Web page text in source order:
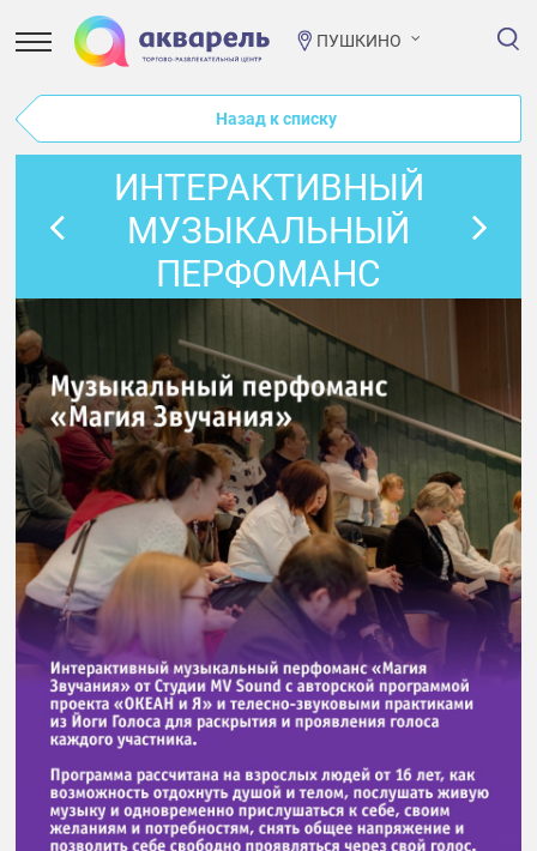
ПУШКИНО
Назад к списку
ИНТЕРАКТИВНЫЙ
МУЗЫКАЛЬНЫЙ
ПЕРФОМАНС
«МАГИЯ
ЗВУЧАНИЯ» ОТ
СТУДИИ MV SOUND